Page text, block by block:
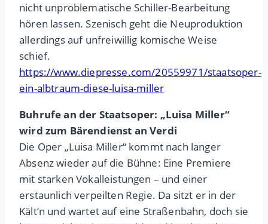
nicht unproblematische Schiller-Bearbeitung
hören lassen. Szenisch geht die Neuproduktion
allerdings auf unfreiwillig komische Weise
schief.
https://www.diepresse.com/20559971/staatsoper-
ein-albtraum-diese-luisa-miller
Buhrufe an der Staatsoper: „Luisa Miller“
wird zum Bärendienst an Verdi
Die Oper „Luisa Miller“ kommt nach langer
Absenz wieder auf die Bühne: Eine Premiere
mit starken Vokalleistungen – und einer
erstaunlich verpeilten Regie. Da sitzt er in der
Kält‘n und wartet auf eine Straßenbahn, doch sie